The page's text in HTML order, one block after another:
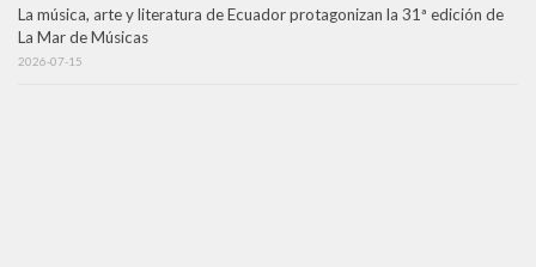
La música, arte y literatura de Ecuador protagonizan la 31ª edición de
La Mar de Músicas
2026-07-15